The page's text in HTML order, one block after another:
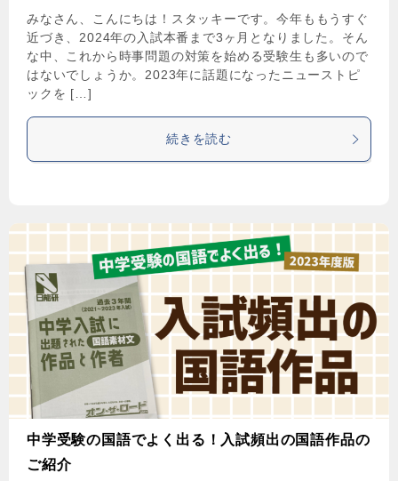
みなさん、こんにちは！スタッキーです。今年ももうすぐ
近づき、2024年の入試本番まで3ヶ月となりました。そん
な中、これから時事問題の対策を始める受験生も多いので
はないでしょうか。2023年に話題になったニューストピ
ックを […]
続きを読む
中学受験の国語でよく出る！入試頻出の国語作品の
ご紹介